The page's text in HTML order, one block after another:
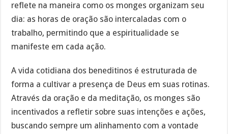
reflete na maneira como os monges organizam seu
dia: as horas de oração são intercaladas com o
trabalho, permitindo que a espiritualidade se
manifeste em cada ação.
A vida cotidiana dos beneditinos é estruturada de
forma a cultivar a presença de Deus em suas rotinas.
Através da oração e da meditação, os monges são
incentivados a refletir sobre suas intenções e ações,
buscando sempre um alinhamento com a vontade